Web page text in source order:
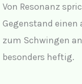
Von Resonanz
Gegenstand einen
zum Schwingen
besonders heftig.